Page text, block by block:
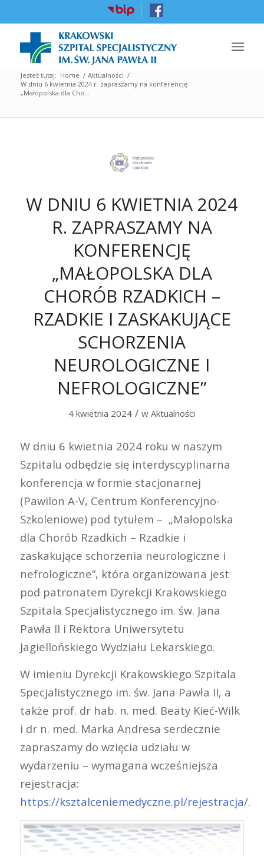
Jesteś tutaj: Home / Aktualności /
W dniu 6 kwietnia 2024 r. zapraszamy na konferencję
„Małopolska dla Cho...
W DNIU 6 KWIETNIA 2024
R. ZAPRASZAMY NA
KONFERENCJĘ
„MAŁOPOLSKA DLA
CHORÓB RZADKICH –
RZADKIE I ZASKAKUJĄCE
SCHORZENIA
NEUROLOGICZNE I
NEFROLOGICZNE”
4 kwietnia 2024 / wAktualności
W dniu 6 kwietnia 2024 roku w naszym
Szpitalu odbędzie się interdyscyplinarna
konferencja w formie stacjonarnej
(Pawilon A-V, Centrum Konferencyjno-
Szkoleniowe) pod tytułem – „Małopolska
dla Chorób Rzadkich – Rzadkie i
zaskakujące schorzenia neurologiczne i
nefrologiczne”, która organizowana jest
pod patronatem Dyrekcji Krakowskiego
Szpitala Specjalistycznego im. św. Jana
Pawła II i Rektora Uniwersytetu
Jagiellońskiego Wydziału Lekarskiego.
W imieniu Dyrekcji Krakowskiego Szpitala
Specjalistycznego im. św. Jana Pawła II, a
także prof. dr hab. n. med. Beaty Kieć-Wilk
i dr n. med. Marka Andresa serdecznie
zapraszamy do wzięcia udziału w
wydarzeniu – wymagana wcześniejsza
rejestracja:
https://ksztalceniemedyczne.pl/rejestracja/.